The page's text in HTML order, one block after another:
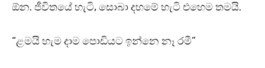
ඕන. ජීවිතයේ හැටි, සොබා දහමේ හැටි එහෙම තමයි.
“ළමයි හැම දාම පොඩියට ඉන්නෙ නෑ රමී”